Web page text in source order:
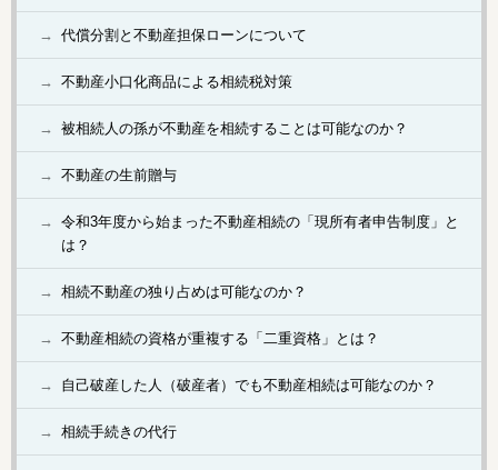
代償分割と不動産担保ローンについて
不動産小口化商品による相続税対策
被相続人の孫が不動産を相続することは可能なのか？
不動産の生前贈与
令和3年度から始まった不動産相続の「現所有者申告制度」と
は？
相続不動産の独り占めは可能なのか？
不動産相続の資格が重複する「二重資格」とは？
自己破産した人（破産者）でも不動産相続は可能なのか？
相続手続きの代行